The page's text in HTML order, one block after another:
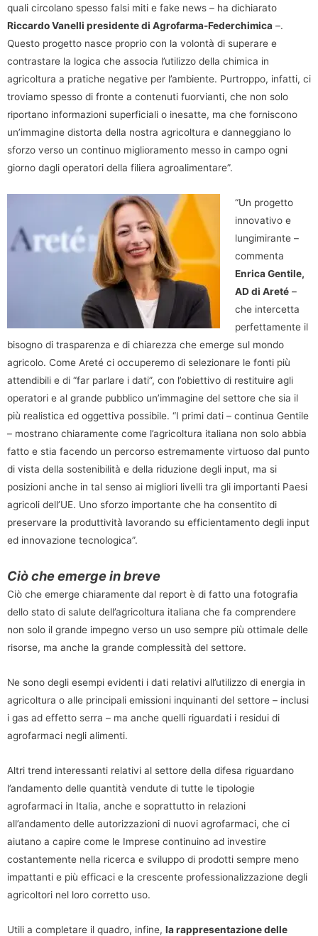
quali circolano spesso falsi miti e fake news – ha dichiarato
Riccardo Vanelli presidente di Agrofarma-Federchimica –.
Questo progetto nasce proprio con la volontà di superare e
contrastare la logica che associa l’utilizzo della chimica in
agricoltura a pratiche negative per l’ambiente. Purtroppo, infatti, ci
troviamo spesso di fronte a contenuti fuorvianti, che non solo
riportano informazioni superficiali o inesatte, ma che forniscono
un’immagine distorta della nostra agricoltura e danneggiano lo
sforzo verso un continuo miglioramento messo in campo ogni
giorno dagli operatori della filiera agroalimentare”.
“Un progetto
innovativo e
lungimirante –
commenta
Enrica Gentile,
AD di Areté–
che intercetta
perfettamente il
bisogno di trasparenza e di chiarezza che emerge sul mondo
agricolo. Come Areté ci occuperemo di selezionare le fonti più
attendibili e di “far parlare i dati”, con l’obiettivo di restituire agli
operatori e al grande pubblico un’immagine del settore che sia il
più realistica ed oggettiva possibile. “I primi dati – continua Gentile
– mostrano chiaramente come l’agricoltura italiana non solo abbia
fatto e stia facendo un percorso estremamente virtuoso dal punto
di vista della sostenibilità e della riduzione degli input, ma si
posizioni anche in tal senso ai migliori livelli tra gli importanti Paesi
agricoli dell’UE. Uno sforzo importante che ha consentito di
preservare la produttività lavorando su efficientamento degli input
ed innovazione tecnologica”.
Ciò che emerge in breve
Ciò che emerge chiaramente dal report è di fatto una fotografia
dello stato di salute dell’agricoltura italiana che fa comprendere
non solo il grande impegno verso un uso sempre più ottimale delle
risorse, ma anche la grande complessità del settore.
Ne sono degli esempi evidenti i dati relativi all’utilizzo di energia in
agricoltura o alle principali emissioni inquinanti del settore – inclusi
i gas ad effetto serra – ma anche quelli riguardati i residui di
agrofarmaci negli alimenti.
Altri trend interessanti relativi al settore della difesa riguardano
l’andamento delle quantità vendute di tutte le tipologie
agrofarmaci in Italia, anche e soprattutto in relazioni
all’andamento delle autorizzazioni di nuovi agrofarmaci, che ci
aiutano a capire come le Imprese continuino ad investire
costantemente nella ricerca e sviluppo di prodotti sempre meno
impattanti e più efficaci e la crescente professionalizzazione degli
agricoltori nel loro corretto uso.
Utili a completare il quadro, infine, la rappresentazione delle